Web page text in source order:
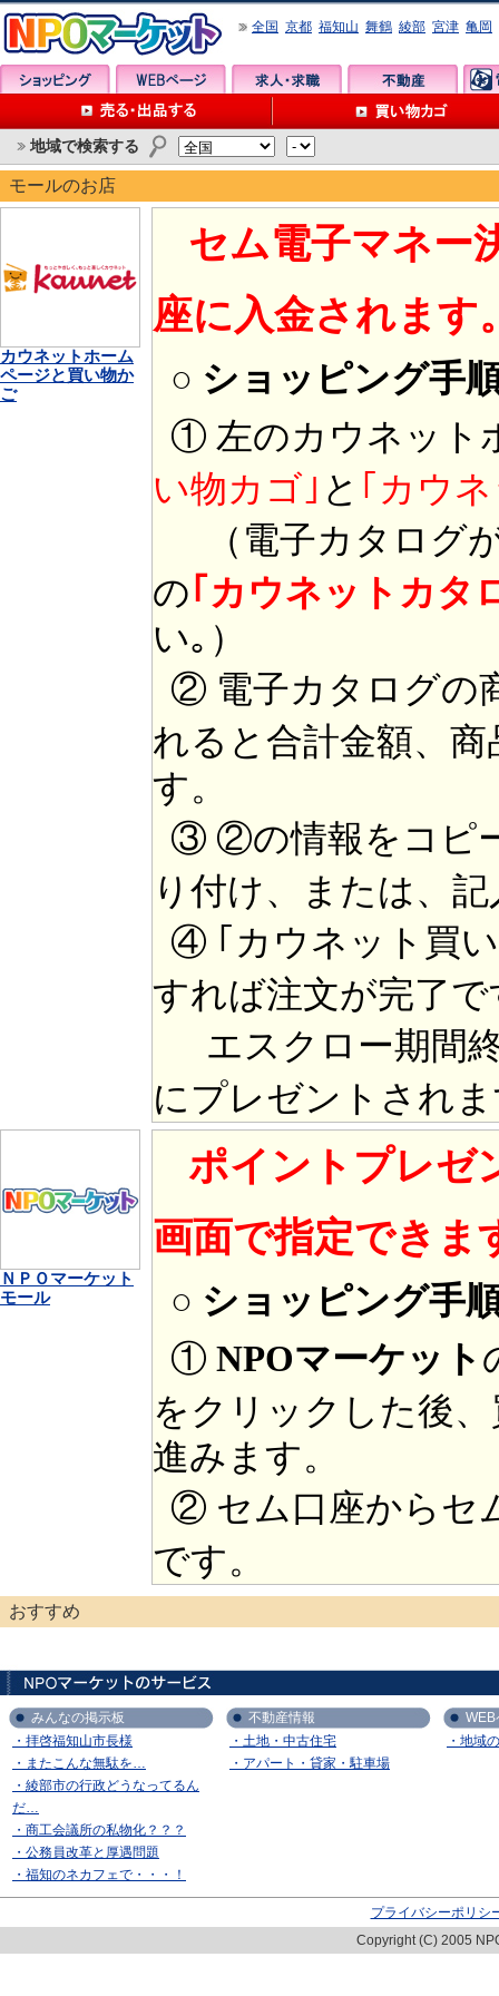
全国 京都 福知山 舞鶴 綾部 宮津 亀岡
地域で検索する
モールのお店
カウネットホーム
ページと買い物か
ご
セム電子マネー
座に入金されます
○ ショッピング手
① 左のカウネット
い物カゴ｣ と ｢カウ
（電子カタログ
の｢カウネットカタ
い｡）
② 電子カタログの
れると合計金額、
す。
③ ②の情報をコピ
り付け、または、
④ ｢カウネット買
すれば注文が完了で
エスクロー期間
にプレゼントされ
ＮＰＯマーケット
モール
ポイントプレゼ
画面で指定できま
○ ショッピング手
① NPOマーケット
をクリックした後
進みます。
② セム口座からセ
です。
おすすめ
みんなの掲示板
・拝啓福知山市長様
・またこんな無駄を…
・綾部市の行政どうなってるん
だ…
・商工会議所の私物化？？？
・公務員改革と厚遇問題
・福知のネカフェで・・・！
不動産情報
・土地・中古住宅
・アパート・貸家・駐車場
WEB
・地域
プライバシーポリシ
Copyright (C) 2005